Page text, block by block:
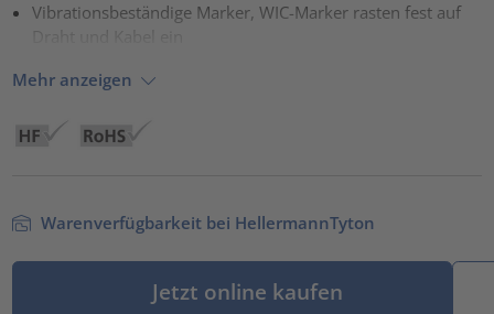
Vibrationsbeständige Marker, WIC-Marker rasten fest auf
Mehr anzeigen
Warenverfügbarkeit bei HellermannTyton
Jetzt online kaufen